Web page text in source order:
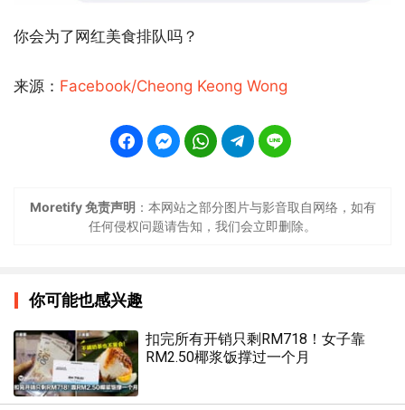
你会为了网红美食排队吗？
来源： Facebook/Cheong Keong Wong
Moretify 免责声明 ：本网站之部分图片与影音取自网络，如有
任何侵权问题请告知，我们会立即删除。
你可能也感兴趣
扣完所有开销只剩RM718！女子靠
RM2.50椰浆饭撑过一个月